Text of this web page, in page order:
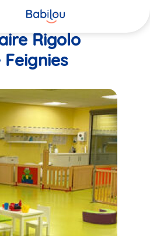
Rigolo